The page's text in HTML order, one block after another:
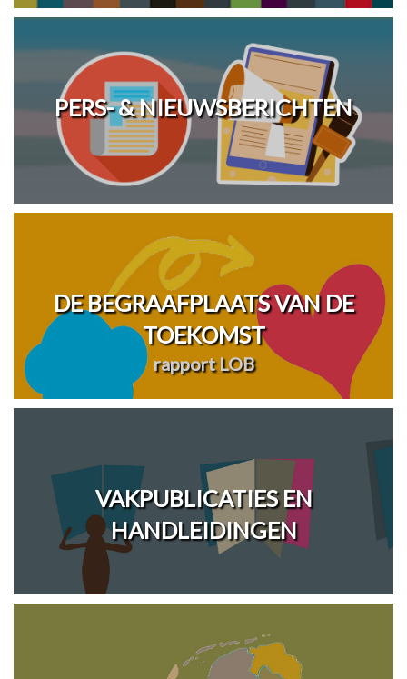
PERS- & NIEUWSBERICHTEN
DE BEGRAAFPLAATS VAN DE
TOEKOMST
rapport LOB
VAKPUBLICATIES EN
HANDLEIDINGEN